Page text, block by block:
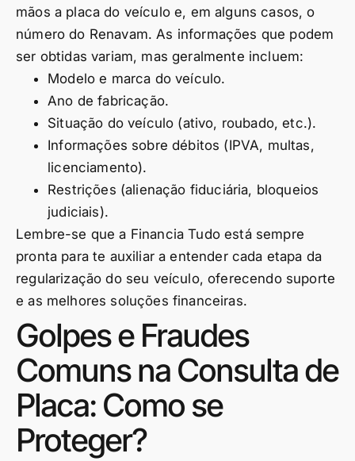
mãos a placa do veículo e, em alguns casos, o
número do Renavam. As informações que podem
ser obtidas variam, mas geralmente incluem:
Modelo e marca do veículo.
Ano de fabricação.
Situação do veículo (ativo, roubado, etc.).
Informações sobre débitos (IPVA, multas,
licenciamento).
Restrições (alienação fiduciária, bloqueios
judiciais).
Lembre-se que a Financia Tudo está sempre
pronta para te auxiliar a entender cada etapa da
regularização do seu veículo, oferecendo suporte
e as melhores soluções financeiras.
Golpes e Fraudes
Comuns na Consulta de
Placa: Como se
Proteger?